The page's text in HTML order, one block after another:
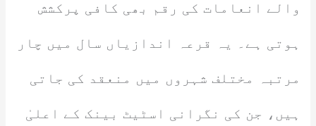
والے انعامات کی رقم بھی کافی پرکشش
ہوتی ہے۔ یہ قرعہ اندازیاں سال میں چار
مرتبہ مختلف شہروں میں منعقد کی جاتی
ہیں، جن کی نگرانی اسٹیٹ بینک کے اعلیٰ